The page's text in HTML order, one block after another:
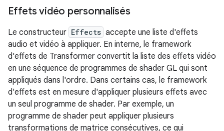
Effets vidéo personnalisés
Le constructeur Effects accepte une liste d'effets
audio et vidéo à appliquer. En interne, le framework
d'effets de Transformer convertit la liste des effets vidéo
en une séquence de programmes de shader GL qui sont
appliqués dans l'ordre. Dans certains cas, le framework
d'effets est en mesure d'appliquer plusieurs effets avec
un seul programme de shader. Par exemple, un
programme de shader peut appliquer plusieurs
transformations de matrice consécutives, ce qui